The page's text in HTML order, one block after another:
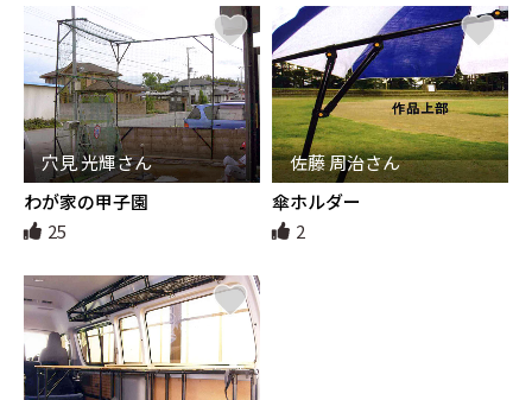
穴見 光輝さん
わが家の甲子園
25
佐藤 周治さん
傘ホルダー
2